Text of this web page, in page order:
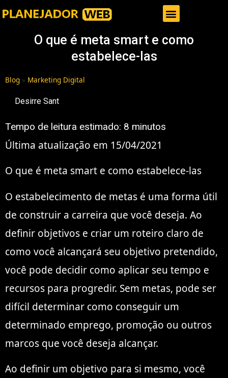
O que é meta smart e como
estabelece-las
Blog » Marketing Digital
Desirre Sant
Tempo de leitura estimado: 8 minutos
Última atualização em 15/04/2021
O que é meta smart e como estabelece-las
O estabelecimento de metas é uma forma útil
de construir a carreira que você deseja. Ao
definir objetivos e criar um roteiro claro de
como você alcançará seu objetivo pretendido,
você pode decidir como aplicar seu tempo e
recursos para progredir. Sem metas, pode ser
difícil determinar como conseguir um
determinado emprego, promoção ou outros
marcos que você deseja alcançar.
Ao definir um objetivo para si mesmo, você